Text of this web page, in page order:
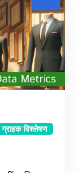
ग्राहक विश्लेषण